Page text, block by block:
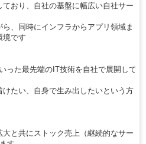
おり、自社の基盤に幅広い自社サー
、同時にインフラからアプリ領域ま
境です
った最先端のIT技術を自社で展開して
たい、自身で生み出したいという方
と共にストック売上（継続的なサー